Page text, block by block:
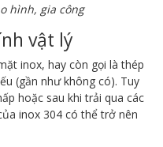
hình, gia công
vật lý
inox, hay còn gọi là thép
(gần như không có). Tuy
hoặc sau khi trải qua các
inox 304 có thể trở nên